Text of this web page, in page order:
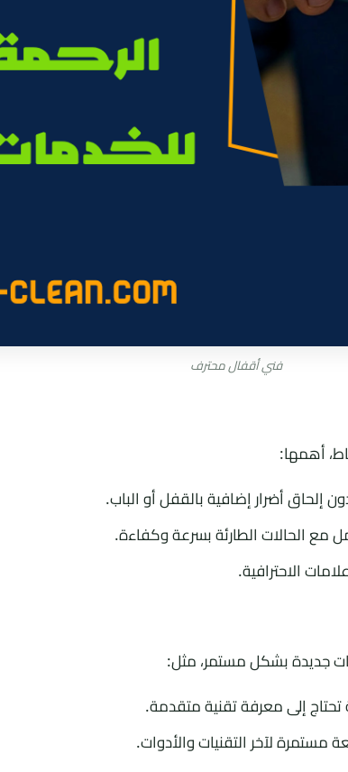
فني أقفال محترف
أهمها:
أضرار إضافية بالقفل أو الباب.
مع الحالات الطارئة بسرعة وكفاءة.
الاحترافية.
جديدة بشكل مستمر، مثل:
إلى معرفة تقنية متقدمة.
لآخر التقنيات والأدوات.